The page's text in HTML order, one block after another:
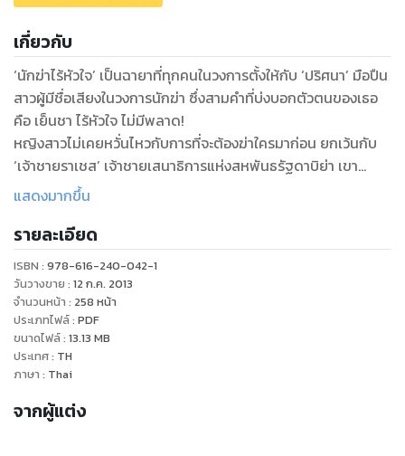
เกี่ยวกับ
‘นักฆ่าไร้หัวใจ’ เป็นฉายาที่ทุกคนในวงการตั้งให้กับ ‘ปริศนา’ มือปืน
สาวผู้มีชื่อเสียงในวงการนักฆ่า ซึ่งสามคำที่บ่งบอกตัวตนของเธอ
คือ เย็นชา ไร้หัวใจ ไม่มีพลาด!
หญิงสาวไม่เคยหวั่นไหวกับการที่จะต้องฆ่าใครมาก่อน ยกเว้นกับ
‘เจ้าชายราเชส’ เจ้าชายเสนาธิการแห่งสหพันธรัฐดาบิย่า เขา
ฉลาดเป็นกรดและรู้ทันเธอไปเสียทุกอย่าง ในเมื่อลอบสังหารกันดีๆ
ตายใจ ทว่า...หญิงสาวไม่รู้ตัวเลยว่า กำลังมีอะไรบางอย่างมาทลาย
กำแพงหัวใจอันเย็นยะเยือกของเธอเข้าให้แล้ว แต่กว่าจะรู้ใจตัวเอง
เธอก็ลั่นไกสังหารเขาไปแล้ว
ติดตามปฏิบัติการลับของมือปืนสาว ที่ต้องยอมสยบให้กับความรัก
ได้ใน ‘ปริศนาลวงใจ’
แล้วคุณจะรู้ว่า...นิยามรักของเจ้าชายเสนาธิการทหารอย่างเจ้าชาย
แสดงมากขึ้น
รายละเอียด
ISBN : 978-616-240-042-1
วันวางขาย : 12 ก.ค. 2013
จำนวนหน้า : 258 หน้า
ประเภทไฟล์: PDF
ขนาดไฟล์: 13.13 MB
ประเทศ: TH
ภาษา : Thai
จากผู้แต่ง